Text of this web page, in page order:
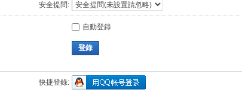
安全提問:
自動登錄
登錄
快捷登錄: